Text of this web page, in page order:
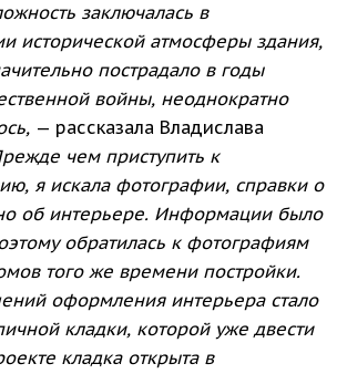
заключалась в
исторической атмосферы здания,
пострадало в годы
войны, неоднократно
— рассказала Владислава
чем приступить к
я искала фотографии, справки о
об интерьере. Информации было
обратилась к фотографиям
того же времени постройки.
оформления интерьера стало
кладки, которой уже двести
кладка открыта в